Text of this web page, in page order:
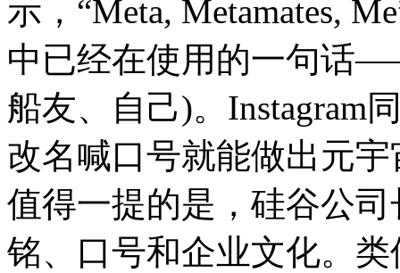
示，“Meta, Metamates,
中已经在使用的一句话
船友、自己)。Instagram
改名喊口号就能做出元宇
值得一提的是，硅谷公
铭、口号和企业文化。类